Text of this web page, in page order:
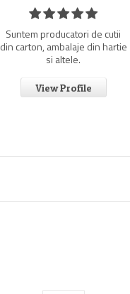
Suntem producatori de cutii
din carton, ambalaje din hartie
si altele.
View Profile